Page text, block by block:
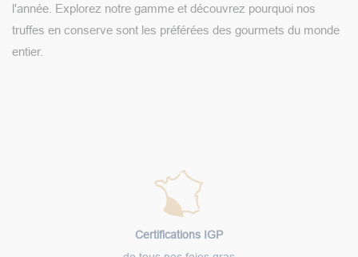
l'année. Explorez notre gamme et découvrez pourquoi nos
truffes en conserve sont les préférées des gourmets du monde
entier.
Certifications IGP